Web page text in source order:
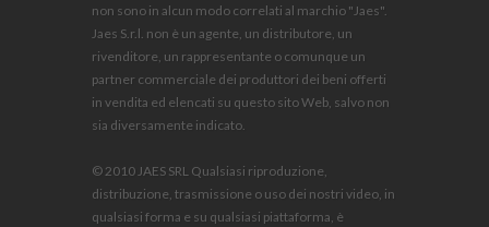
non sono in alcun modo correlati al marchio "Jaes".
Jaes S.r.l. non è un agente, un distributore, un
rivenditore, un rappresentante o comunque un
partner commerciale dei produttori dei beni offerti
in vendita ed elencati su questo sito Web, salvo non
sia diversamente indicato.
© 2010 JAES SRL Qualsiasi riproduzione,
distribuzione, trasmissione o uso dei nostri video, in
qualsiasi forma e su qualsiasi piattaforma, è